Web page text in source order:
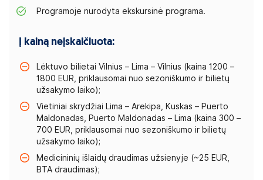
Programoje nurodyta ekskursinė programa.
Į kainą neįskaičiuota:
Lėktuvo bilietai Vilnius – Lima – Vilnius (kaina 1200 –
1800 EUR, priklausomai nuo sezoniškumo ir bilietų
užsakymo laiko);
Vietiniai skrydžiai Lima – Arekipa, Kuskas – Puerto
Maldonadas, Puerto Maldonadas – Lima (kaina 300 –
700 EUR, priklausomai nuo sezoniškumo ir bilietų
užsakymo laiko);
Medicininių išlaidų draudimas užsienyje (~25 EUR,
BTA draudimas);